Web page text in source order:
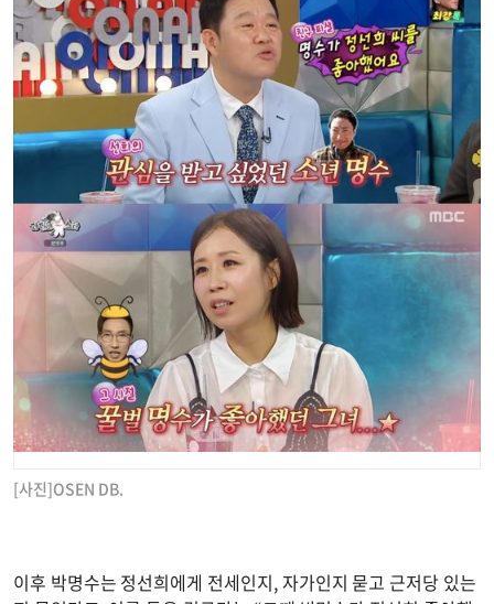
[사진]OSEN DB.
이후 박명수는 정선희에게 전세인지, 자가인지 묻고 근저당 있는